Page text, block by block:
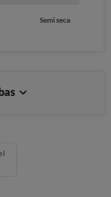
Semi seca